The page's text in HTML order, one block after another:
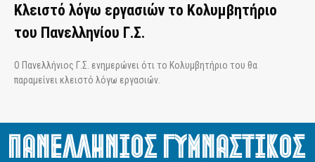
Κλειστό λόγω εργασιών το Κολυμβητήριο
του Πανελληνίου Γ.Σ.
Ο Πανελλήνιος Γ.Σ. ενημερώνει ότι το Κολυμβητήριο του θα
παραμείνει κλειστό λόγω εργασιών.
Πανελληνιος Γυμναστικος